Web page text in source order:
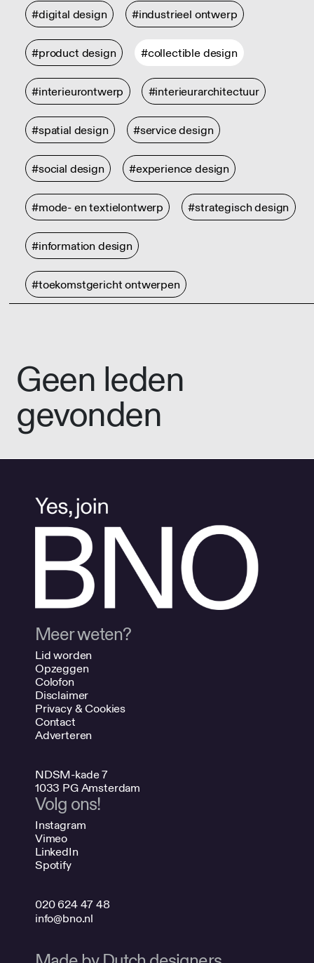
#digital design #industrieel ontwerp
#product design #collectible design
#interieurontwerp #interieurarchitectuur
#spatial design #service design
#social design #experience design
#mode- en textielontwerp #strategisch design
#information design
#toekomstgericht ontwerpen
Geen leden
gevonden
Meer weten?
Lid worden
Opzeggen
Colofon
Disclaimer
Privacy & Cookies
Contact
Adverteren
NDSM-kade 7
1033 PG Amsterdam
Volg ons!
Instagram
Vimeo
LinkedIn
Spotify
020 624 47 48
info@bno.nl